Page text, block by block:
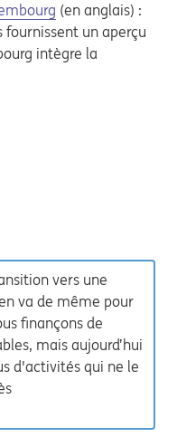
(en anglais) :
fournissent un aperçu
intègre la
vers une
va de même pour
finançons de
mais aujourd’hui
d'activités qui ne le